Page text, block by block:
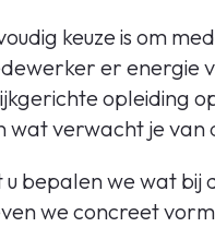
keuze is om
er
opleiding
verwacht je
bepalen we wat
we concreet